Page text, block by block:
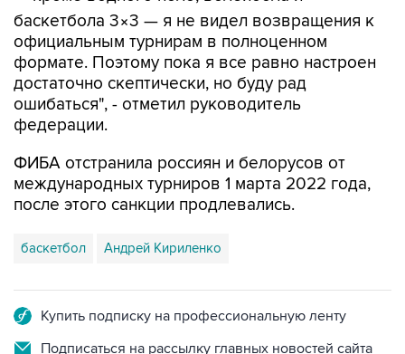
баскетбола 3×3 — я не видел возвращения к
официальным турнирам в полноценном
формате. Поэтому пока я все равно настроен
достаточно скептически, но буду рад
ошибаться", - отметил руководитель
федерации.
ФИБА отстранила россиян и белорусов от
международных турниров 1 марта 2022 года,
после этого санкции продлевались.
баскетбол Андрей Кириленко
Купить подписку на профессиональную ленту
Подписаться на рассылку главных новостей сайта